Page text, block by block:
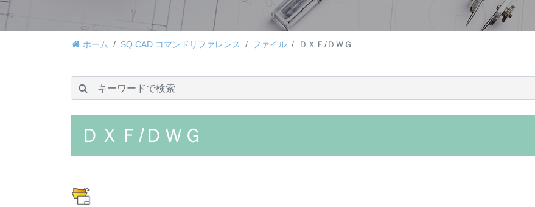
ホーム SQ CAD コマンドリファレンス ファイル ＤＸＦ/ＤＷＧ
検索
ＤＸＦ/ＤＷＧ